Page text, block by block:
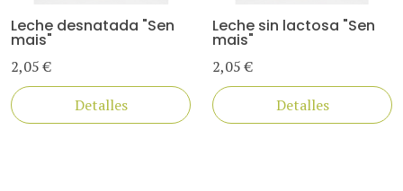
Leche desnatada "Sen
mais"
2,05 €
Detalles
Leche sin lactosa "Sen
mais"
2,05 €
Detalles